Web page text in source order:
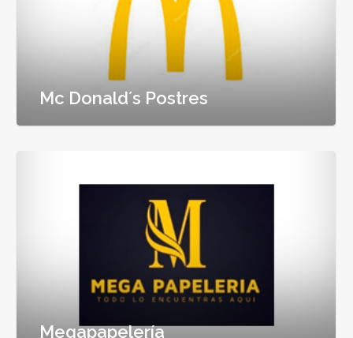
Mc Donald´s Postres
Megapapelería